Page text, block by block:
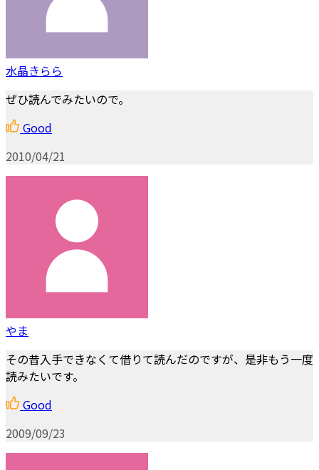
水晶きらら
ぜひ読んでみたいので。
Good
2010/04/21
やま
その昔入手できなくて借りて読んだのですが、是非もう一度
読みたいです。
Good
2009/09/23